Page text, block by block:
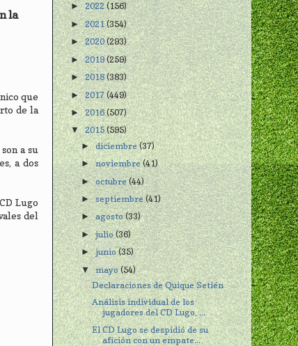
la
que
de la
a su
a dos
Lugo
del
►2022(156)
►2021(354)
►2020(293)
►2019(259)
►2018(383)
►2017(449)
►2016(507)
▼2015(595)
►diciembre(37)
►noviembre(41)
►octubre(44)
►septiembre(41)
►agosto(33)
►julio(36)
►junio(35)
▼mayo(54)
Declaraciones de Quique Setién
Análisis individual de los
jugadores del CD Lugo, ...
El CD Lugo se despidió de su
afición con un empate...